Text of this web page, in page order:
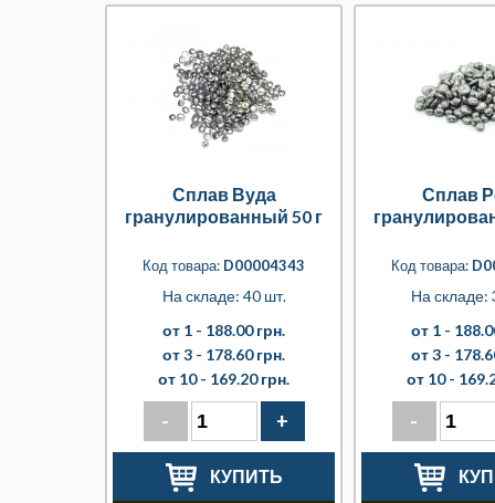
Сплав Вуда
гранулированный 50 г
Код товара: D00004343
На складе: 40 шт.
от 1 - 188.00 грн.
от 3 - 178.60 грн.
от 10 - 169.20 грн.
- +
КУПИТЬ
Сплав
Код товара:
На складе:
от 1 -
от 3 -
от 10 -
-